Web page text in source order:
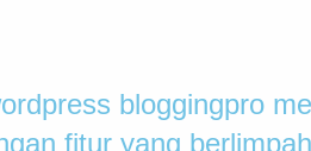
bloggingpro
fitur yang